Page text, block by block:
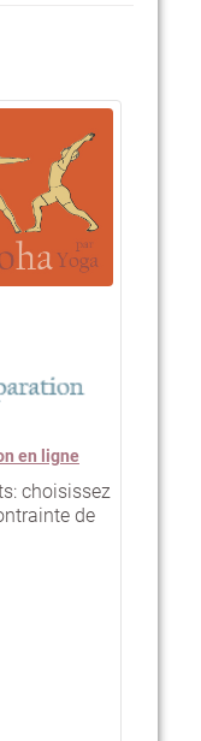
en ligne
choisissez
de